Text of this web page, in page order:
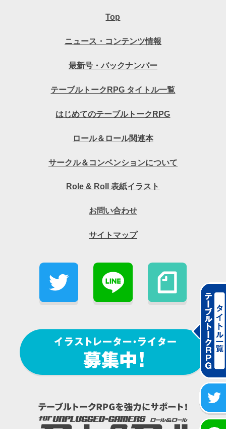
Top
ニュース・コンテンツ情報
最新号・バックナンバー
テーブルトークRPG タイトル一覧
はじめてのテーブルトークRPG
ロール＆ロール関連本
サークル＆コンベンションについて
Role & Roll 表紙イラスト
お問い合わせ
サイトマップ